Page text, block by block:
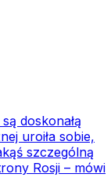
doskonałą
uroiła sobie,
szczególną
Rosji – mówi